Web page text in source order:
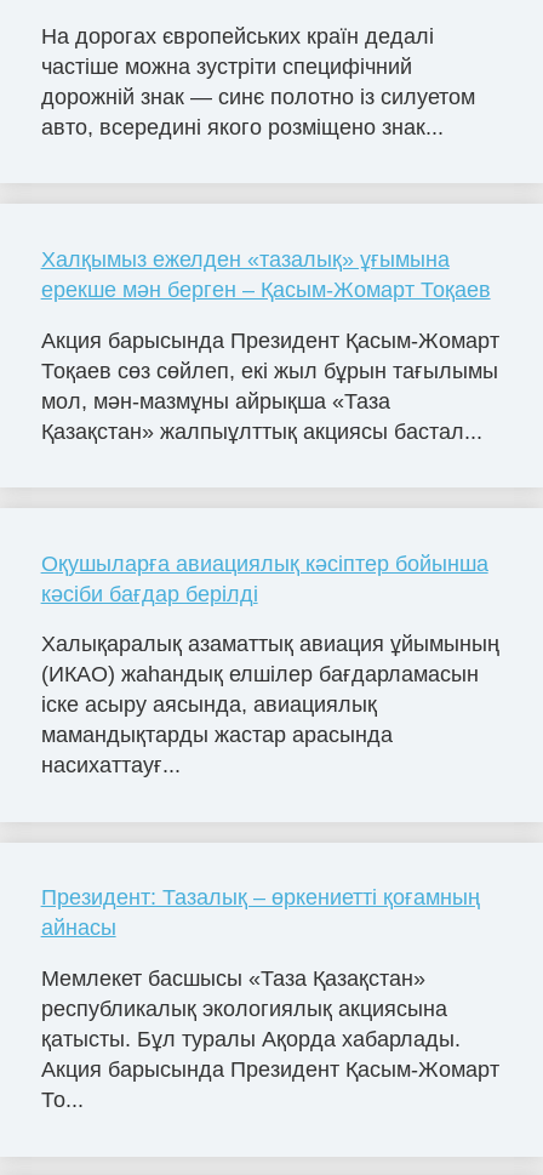
На дорогах європейських країн дедалі
частіше можна зустріти специфічний
дорожній знак — синє полотно із силуетом
авто, всередині якого розміщено знак...
Халқымыз ежелден «тазалық» ұғымына
ерекше мән берген – Қасым-Жомарт Тоқаев
Акция барысында Президент Қасым-Жомарт
Тоқаев сөз сөйлеп, екі жыл бұрын тағылымы
мол, мән-мазмұны айрықша «Таза
Қазақстан» жалпыұлттық акциясы бастал...
Оқушыларға авиациялық кәсіптер бойынша
кәсіби бағдар берілді
Халықаралық азаматтық авиация ұйымының
(ИКАО) жаһандық елшілер бағдарламасын
іске асыру аясында, авиациялық
мамандықтарды жастар арасында
насихаттауғ...
Президент: Тазалық – өркениетті қоғамның
айнасы
Мемлекет басшысы «Таза Қазақстан»
республикалық экологиялық акциясына
қатысты. Бұл туралы Ақорда хабарлады.
Акция барысында Президент Қасым-Жомарт
То...